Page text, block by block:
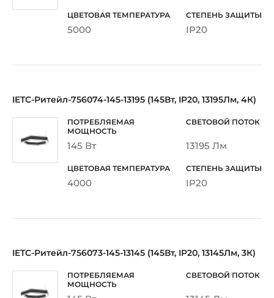
5000 IP20
IETC-Ритейл-756074-145-13195 (145Вт, IP20, 13195Лм, 4К)
145 Вт 13195 Лм
4000 IP20
IETC-Ритейл-756073-145-13145 (145Вт, IP20, 13145Лм, 3К)